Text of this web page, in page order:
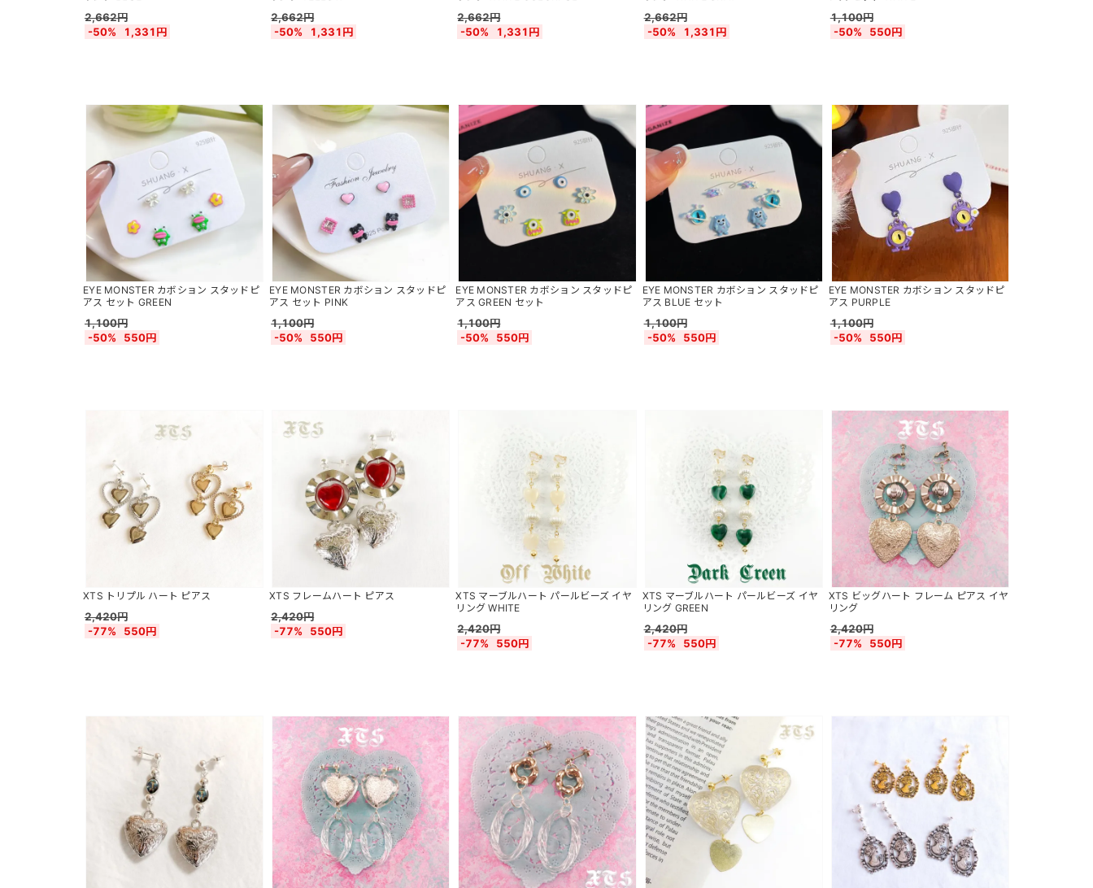
2,662円
-50%
1,331円
2,662円
-50%
1,331円
2,662円
-50%
1,331円
2,662円
-50%
1,331円
1,100円
-50%
550円
EYE MONSTER カボション スタッドピ
アス セット GREEN
1,100円
-50%
550円
EYE MONSTER カボション スタッドピ
アス セット PINK
1,100円
-50%
550円
EYE MONSTER カボション スタッドピ
アス GREEN セット
1,100円
-50%
550円
EYE MONSTER カボション スタッドピ
アス BLUE セット
1,100円
-50%
550円
EYE MONSTER カボション スタッドピ
アス PURPLE
1,100円
-50%
550円
XTS トリプル ハート ピアス
2,420円
-77%
550円
XTS フレームハート ピアス
2,420円
-77%
550円
XTS マーブルハート パールビーズ イヤ
リング WHITE
2,420円
-77%
550円
XTS マーブルハート パールビーズ イヤ
リング GREEN
2,420円
-77%
550円
XTS ビッグハート フレーム ピアス イヤ
リング
2,420円
-77%
550円